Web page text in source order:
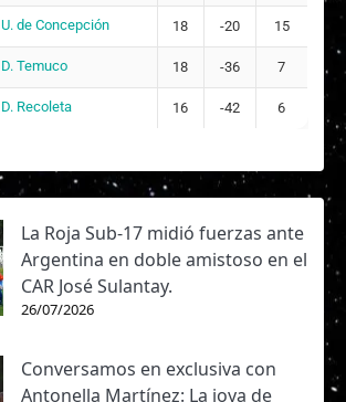
U. de Concepción 18 -20 15
D. Temuco 18 -36 7
D. Recoleta 16 -42 6
La Roja Sub-17 midió fuerzas ante
Argentina en doble amistoso en el
CAR José Sulantay.
26/07/2026
Conversamos en exclusiva con
Antonella Martínez: La joya de